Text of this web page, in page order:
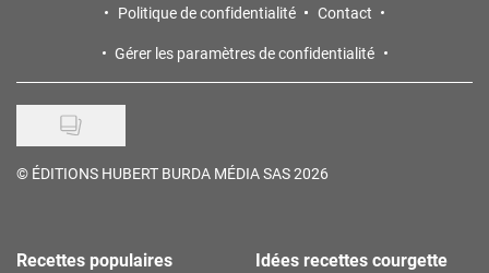
Politique de confidentialité
Contact
Gérer les paramètres de confidentialité
© ÉDITIONS HUBERT BURDA MÉDIA SAS 2026
Recettes populaires Idées recettes courgette